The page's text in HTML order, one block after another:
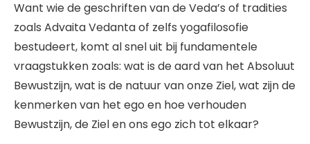
Want wie de geschriften van de Veda’s of tradities
zoals Advaita Vedanta of zelfs yogafilosofie
bestudeert, komt al snel uit bij fundamentele
vraagstukken zoals: wat is de aard van het Absoluut
Bewustzijn, wat is de natuur van onze Ziel, wat zijn de
kenmerken van het ego en hoe verhouden
Bewustzijn, de Ziel en ons ego zich tot elkaar?